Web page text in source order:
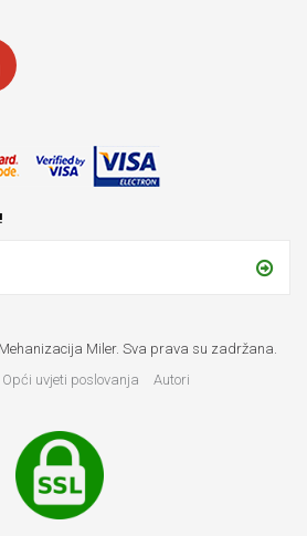
Miler. Sva prava su zadržana.
Opći uvjeti poslovanja Autori